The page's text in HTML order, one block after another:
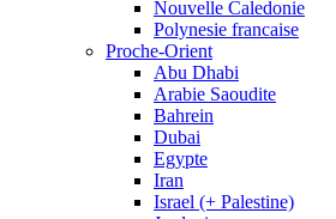
Nouvelle Caledonie
Polynesie francaise
Proche-Orient
Abu Dhabi
Arabie Saoudite
Bahrein
Dubai
Egypte
Iran
Israel (+ Palestine)